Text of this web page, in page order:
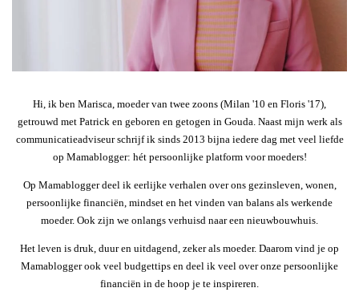
Hi, ik ben Marisca, moeder van twee zoons (Milan '10 en Floris '17),
getrouwd met Patrick en geboren en getogen in Gouda. Naast mijn werk als
communicatieadviseur schrijf ik sinds 2013 bijna iedere dag met veel liefde
op Mamablogger: hét persoonlijke platform voor moeders!
Op Mamablogger deel ik eerlijke verhalen over ons gezinsleven, wonen,
persoonlijke financiën, mindset en het vinden van balans als werkende
moeder. Ook zijn we onlangs verhuisd naar een nieuwbouwhuis.
Het leven is druk, duur en uitdagend, zeker als moeder. Daarom vind je op
Mamablogger ook veel budgettips en deel ik veel over onze persoonlijke
financiën in de hoop je te inspireren.